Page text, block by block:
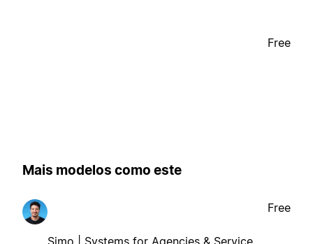
Free
Mais modelos como este
Simo | Systems for Agencies & Service
Free